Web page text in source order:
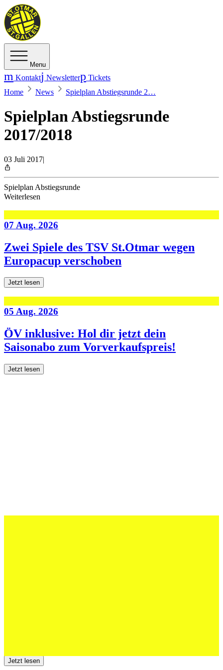
Menu
Kontakt Newsletter
Tickets
Home
News Spielplan Abstiegsrunde 2…
Spielplan Abstiegsrunde
2017/2018
03 Juli 2017|
Spielplan Abstiegsrunde
Weiterlesen
07 Aug. 2026
Zwei Spiele des TSV St.Otmar wegen
Europacup verschoben
Jetzt lesen
05 Aug. 2026
ÖV inklusive: Hol dir jetzt dein
Saisonabo zum Vorverkaufspreis!
Jetzt lesen
Jetzt lesen